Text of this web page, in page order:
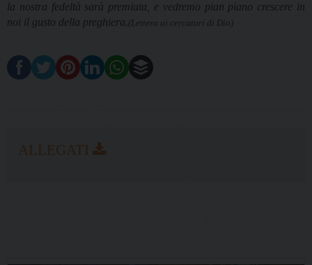
la nostra fedeltà sarà premiata, e vedremo pian piano crescere in
noi il gusto della preghiera. (Lettera ai cercatori di Dio)